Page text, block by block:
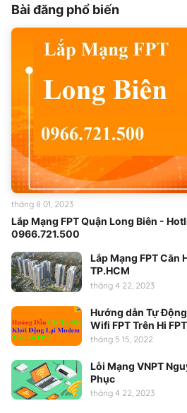
Bài đăng phổ biến
Lắp Mạng FPT Quận Long Biên -
0966.721.500
tháng 8 01, 2023
Lắp Mạng FPT Căn
TP.HCM
tháng 4 22, 2023
Hướng dẫn Tự
Wifi FPT Trên Hi FPT
tháng 5 15, 2022
Lỗi Mạng VNPT
Phục
tháng 4 22, 2023